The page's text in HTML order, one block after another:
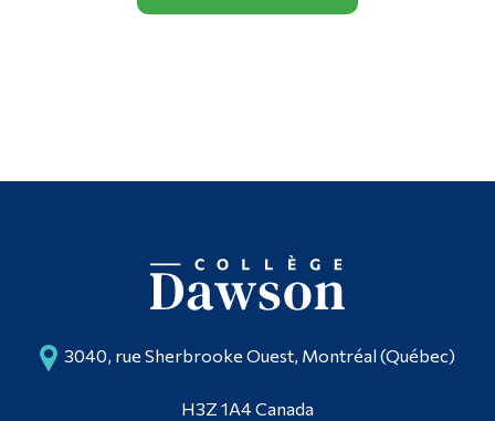
3040, rue Sherbrooke Ouest, Montréal (Québec)
H3Z 1A4 Canada